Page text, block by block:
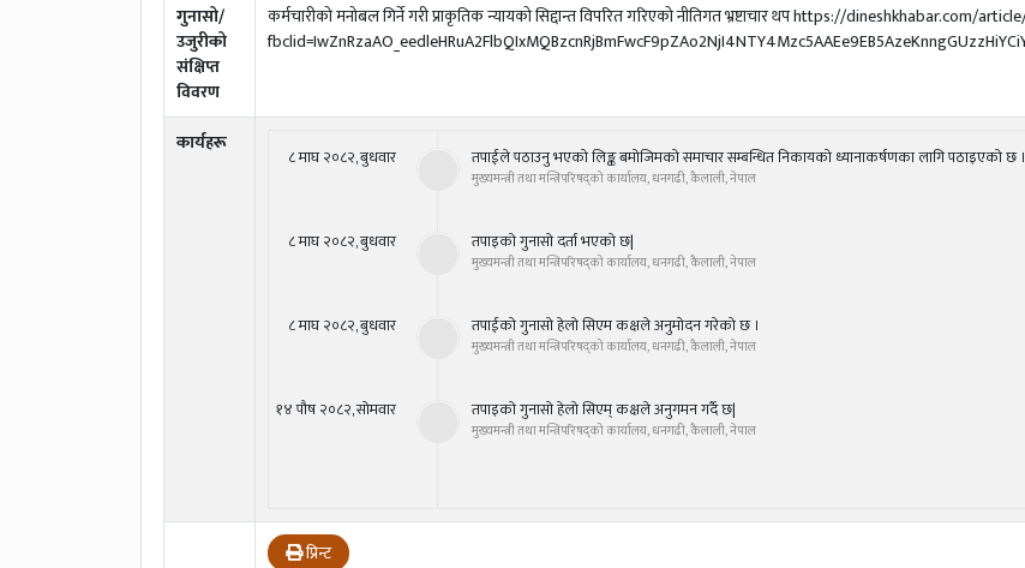
गुनासो/
उजुरीको
संक्षिप्त
विवरण
कर्मचारीको मनोबल गिर्ने गरी प्राकृतिक न्यायको सिद्दान्त विपरित गरिएको नीतिगत भ्रष्टाचार थप https://dineshkhabar.com/
कार्यहरू
८ माघ २०८२, बुधवार तपाईले पठाउनु भएको लिङ्क बमोजिमको समाचार सम्बन्धित निकायको ध्यानाकर्षणका लागि पठाइएको छ ।
मुख्यमन्त्री तथा मन्त्रिपरिषद्को कार्यालय, धनगढी, कैलाली, नेपाल
८ माघ २०८२, बुधवार तपाइको गुनासो दर्ता भएको छ|
मुख्यमन्त्री तथा मन्त्रिपरिषद्को कार्यालय, धनगढी, कैलाली, नेपाल
८ माघ २०८२, बुधवार तपाईको गुनासो हेलो सिएम कक्षले अनुमोदन गरेको छ ।
मुख्यमन्त्री तथा मन्त्रिपरिषद्को कार्यालय, धनगढी, कैलाली, नेपाल
१४ पौष २०८२, सोमवार तपाइको गुनासो हेलो सिएम् कक्षले अनुगमन गर्दै छ|
मुख्यमन्त्री तथा मन्त्रिपरिषद्को कार्यालय, धनगढी, कैलाली, नेपाल
प्रिन्ट